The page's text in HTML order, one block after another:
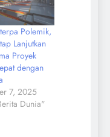
Polemik,
Lanjutkan
Proyek
dengan
7, 2025
Dunia"